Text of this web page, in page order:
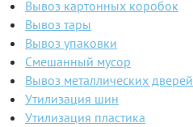
Вывоз картонных коробок
Вывоз тары
Вывоз упаковки
Смешанный мусор
Вывоз металлических дверей
Утилизация шин
Утилизация пластика